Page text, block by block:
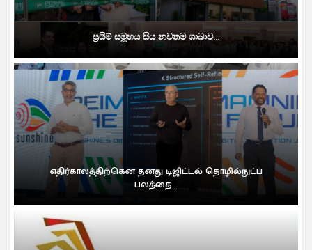
ප්‍රයිම් සමූහය සිය නවතම ශාඛාව...
எதிர்காலத்திற்கென தனது டிஜிட்டல் தொழில்நுட்ப
பலத்தை...